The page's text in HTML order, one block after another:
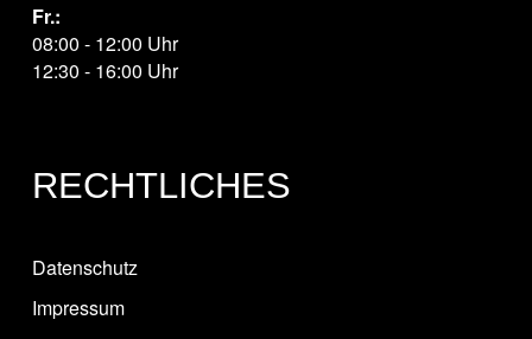
Fr.:
08:00 - 12:00 Uhr
12:30 - 16:00 Uhr
RECHTLICHES
Datenschutz
Impressum